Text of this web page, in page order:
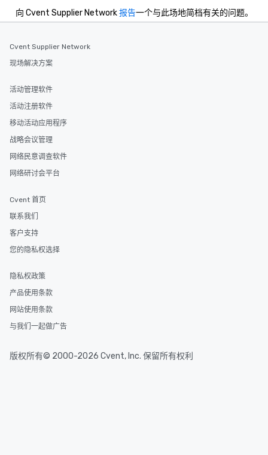
向 Cvent Supplier Network报告一个与此场地简档有关的问题。
Cvent Supplier Network
现场解决方案
活动管理软件
活动注册软件
移动活动应用程序
战略会议管理
网络民意调查软件
网络研讨会平台
Cvent 首页
联系我们
客户支持
您的隐私权选择
隐私权政策
产品使用条款
网站使用条款
与我们一起做广告
版权所有© 2000-2026 Cvent, Inc. 保留所有权利